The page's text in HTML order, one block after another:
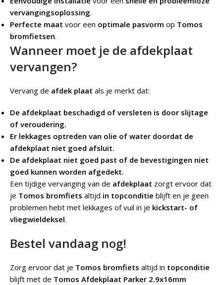
vervangingsoplossing.
Perfecte maat voor een optimale pasvorm op Tomos
bromfietsen.
Wanneer moet je de afdekplaat
vervangen?
Vervang de afdek plaat als je merkt dat:
De afdekplaat beschadigd of versleten is door slijtage
of veroudering.
Er lekkages optreden van olie of water doordat de
afdekplaat niet goed afsluit.
De afdekplaat niet goed past of de bevestigingen niet
goed kunnen worden afgedekt.
Een tijdige vervanging van de afdekplaat zorgt ervoor dat
je Tomos bromfiets altijd in topconditie blijft en je geen
problemen hebt met lekkages of vuil in je kickstart- of
vliegwieldeksel.
Bestel vandaag nog!
Zorg ervoor dat je Tomos bromfiets altijd in topconditie
blijft met de Tomos Afdekplaat Parker 2.9x16mm